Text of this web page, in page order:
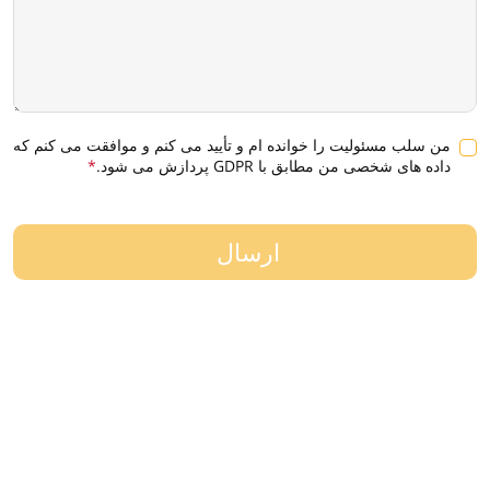
من سلب مسئولیت را خوانده ام و تأیید می کنم و موافقت می کنم که
داده های شخصی من مطابق با GDPR پردازش می شود.
*